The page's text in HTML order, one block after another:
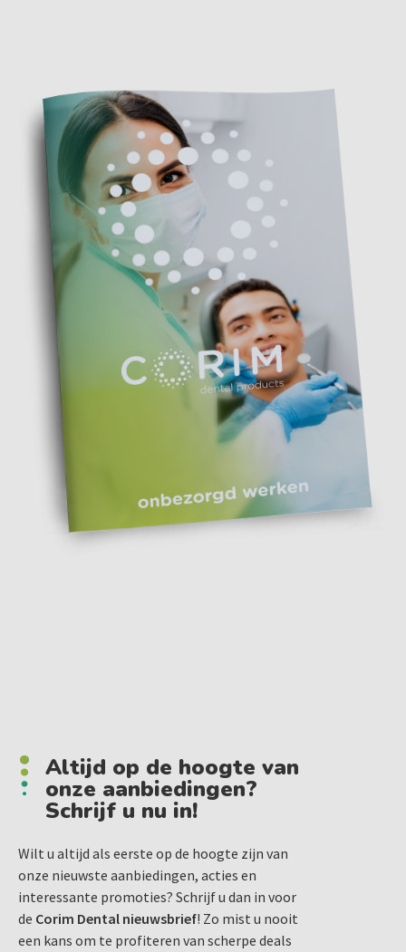
Altijd op de hoogte van
onze aanbiedingen?
Schrijf u nu in!
Wilt u altijd als eerste op de hoogte zijn van
onze nieuwste aanbiedingen, acties en
interessante promoties? Schrijf u dan in voor
de Corim Dental nieuwsbrief! Zo mist u nooit
een kans om te profiteren van scherpe deals